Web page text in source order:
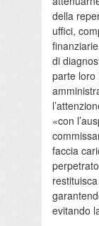
della
uffici,
di
parte loro
«con
faccia
evitando